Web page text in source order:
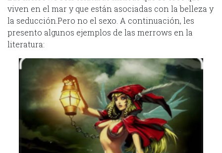
viven en el mar y que están asociadas con la belleza y
la seducción.Pero no el sexo. A continuación, les
presento algunos ejemplos de las merrows en la
literatura: